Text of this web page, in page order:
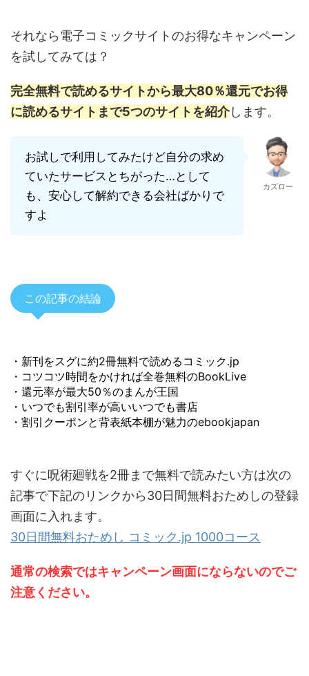
それなら電子コミックサイトのお得なキャンペーン
を試してみては？
完全無料で読めるサイトから最大80％還元でお得
に読めるサイトまで5つのサイトを紹介します。
お試しで利用してみたけど自分の求め
ていたサービスとちがった…として
も、安心して解約できる会社ばかりで
すよ
カズロー
この記事の結論
・新刊をスグに約2冊無料で読めるコミック.jp
・コツコツ時間をかければ全巻無料のBookLive
・還元率が最大50％のまんが王国
・いつでも割引率が高いいつでも書店
・割引クーポンと背表紙本棚が魅力のebookjapan
すぐに呪術廻戦を2冊まで無料で読みたい方は次の
記事で下記のリンクから30日間無料おためしの登録
画面に入れます。
30日間無料おためし コミック.jp 1000コース
通常の検索ではキャンペーン画面にならないのでご
注意ください。